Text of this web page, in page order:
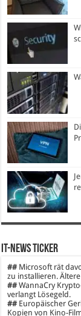
IT-News Ticker
## Microsoft rät
zu installieren.
## WannaCry
verlangt Lösegeld.
## Europäischer
Kopien von Kino-